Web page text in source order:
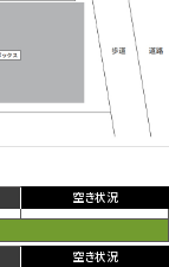
ご利用中
ご利用中